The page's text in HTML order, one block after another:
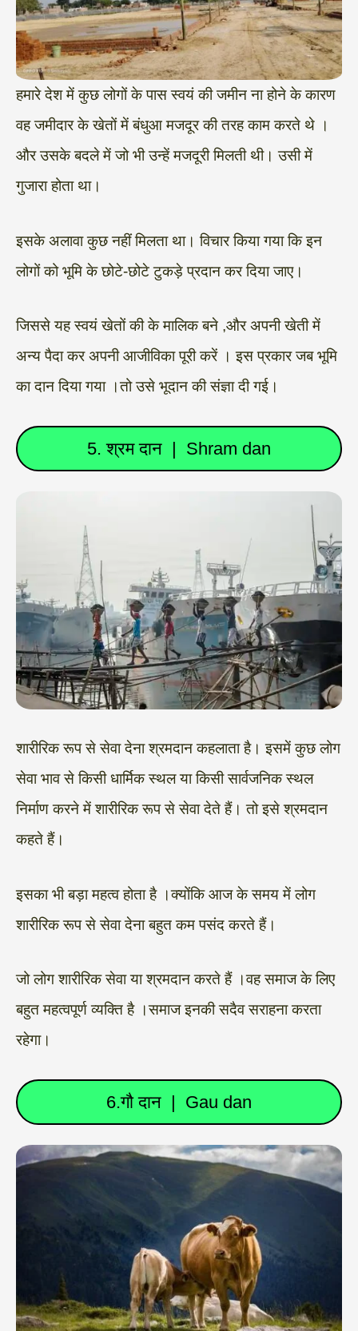
हमारे देश में कुछ लोगों के पास स्वयं की जमीन ना होने के कारण
वह जमीदार के खेतों में बंधुआ मजदूर की तरह काम करते थे ।
और उसके बदले में जो भी उन्हें मजदूरी मिलती थी। उसी में
गुजारा होता था।
इसके अलावा कुछ नहीं मिलता था। विचार किया गया कि इन
लोगों को भूमि के छोटे-छोटे टुकड़े प्रदान कर दिया जाए।
जिससे यह स्वयं खेतों की के मालिक बने ,और अपनी खेती में
अन्य पैदा कर अपनी आजीविका पूरी करें । इस प्रकार जब भूमि
का दान दिया गया ।तो उसे भूदान की संज्ञा दी गई।
5. श्रम दान | Shram dan
शारीरिक रूप से सेवा देना श्रमदान कहलाता है। इसमें कुछ लोग
सेवा भाव से किसी धार्मिक स्थल या किसी सार्वजनिक स्थल
निर्माण करने में शारीरिक रूप से सेवा देते हैं। तो इसे श्रमदान
कहते हैं।
इसका भी बड़ा महत्व होता है ।क्योंकि आज के समय में लोग
शारीरिक रूप से सेवा देना बहुत कम पसंद करते हैं।
जो लोग शारीरिक सेवा या श्रमदान करते हैं ।वह समाज के लिए
बहुत महत्वपूर्ण व्यक्ति है ।समाज इनकी सदैव सराहना करता
रहेगा।
6.गौ दान | Gau dan